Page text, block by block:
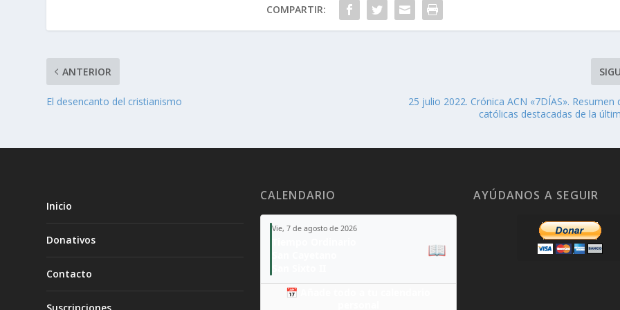
COMPARTIR:
ANTERIOR
El desencanto del cristianismo
25 julio 2022. Crónica ACN «7DÍAS». Resumen
católicas destacadas de la
Inicio
Donativos
Contacto
CALENDARIO
Vie, 7 de agosto de 2026
📖
📅 Añade todo a tu calendario
AYÚDANOS A SEGUIR